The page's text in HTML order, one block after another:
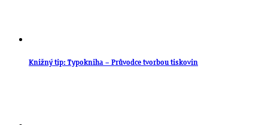
Knižný tip: Typokniha – Průvodce tvorbou tiskovin